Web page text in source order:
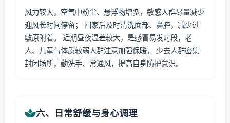
风力较大，空气中粉尘、悬浮物增多，敏感人群尽量减少
迎风长时间停留； 回家后及时清洗面部、鼻腔，减少过
敏原附着。 近期昼夜温差较大，是感冒易发时段，老
人、儿童与体质较弱人群注意加强保暖， 少去人群密集
封闭场所，勤洗手、常通风，提高自身防护意识。
六、日常舒缓与身心调理